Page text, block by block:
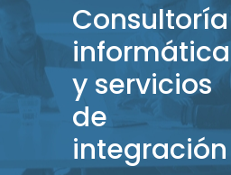
Consultoría
informática
y servicios
de
integración